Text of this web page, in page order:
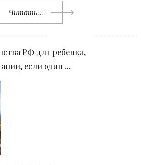
Читать…
РФ для ребенка,
если один ...